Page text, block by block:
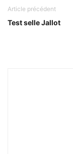
Article précédent
Test selle Jallot